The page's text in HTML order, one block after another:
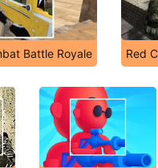
Battle Royale Red